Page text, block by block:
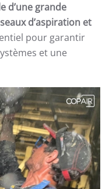
d’une grande
d’aspiration et
pour garantir
et une